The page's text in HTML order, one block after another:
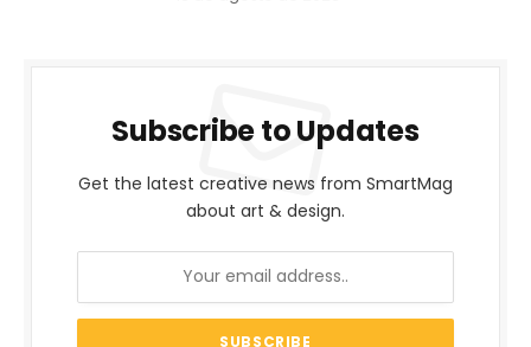
Subscribe to Updates
Get the latest creative news from SmartMag
about art & design.